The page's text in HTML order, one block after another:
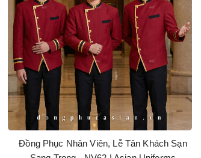
Đồng Phục Nhân Viên, Lễ Tân Khách Sạn